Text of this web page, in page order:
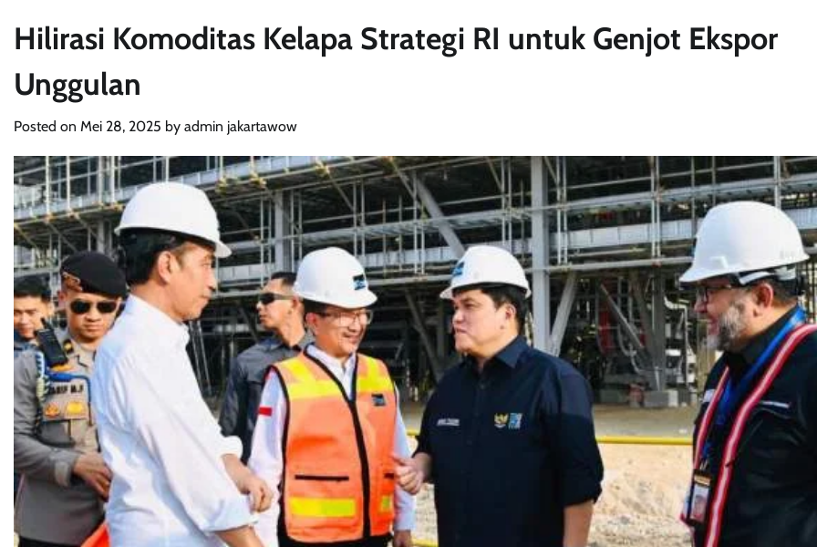
Hilirasi Komoditas Kelapa Strategi RI untuk Genjot Ekspor
Unggulan
Posted on Mei 28, 2025 by admin jakartawow